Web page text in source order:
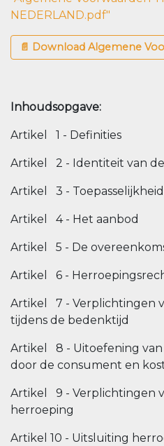
NEDERLAND.pdf"
📄 Download Algemene
Inhoudsopgave:
Artikel 1 - Definities
Artikel 2 - Identiteit van
Artikel 3 - Toepasselijkheid
Artikel 4 - Het aanbod
Artikel 5 - De
Artikel 6 -
Artikel 7 - Verplichtingen
tijdens de bedenktijd
Artikel 8 - Uitoefening
door de consument en
Artikel 9 - Verplichtingen
herroeping
Artikel 10 - Uitsluiting